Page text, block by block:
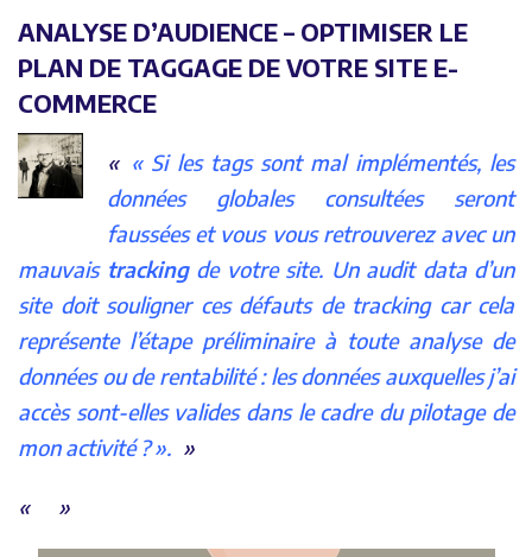
ANALYSE D’AUDIENCE – OPTIMISER LE
PLAN DE TAGGAGE DE VOTRE SITE E-
COMMERCE
« Si les tags sont mal implémentés, les
données globales consultées seront
faussées et vous vous retrouverez avec un
mauvais trackingde votre site. Un audit data d’un
site doit souligner ces défauts de tracking car cela
représente l’étape préliminaire à toute analyse de
données ou de rentabilité : les données auxquelles j’ai
accès sont-elles valides dans le cadre du pilotage de
mon activité ? ».